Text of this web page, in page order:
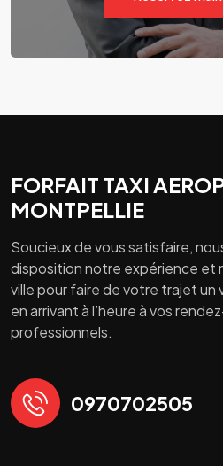
FORFAIT TAXI
MONTPELLIE
Soucieux de vous satisfaire,
disposition notre expérience et
ville pour faire de votre trajet
en arrivant à l’heure à vos
professionnels.
0970702505